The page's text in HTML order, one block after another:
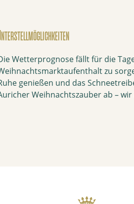
Wetterprognose fällt für die
zu
genießen und das
Weihnachtszauber ab –